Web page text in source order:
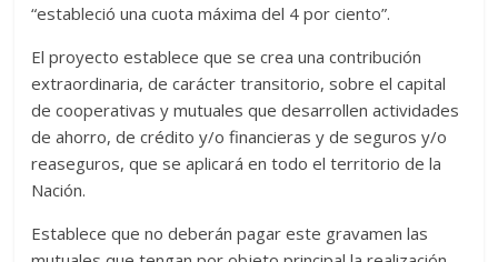
“estableció una cuota máxima del 4 por ciento”.
El proyecto establece que se crea una contribución
extraordinaria, de carácter transitorio, sobre el capital
de cooperativas y mutuales que desarrollen actividades
de ahorro, de crédito y/o financieras y de seguros y/o
reaseguros, que se aplicará en todo el territorio de la
Nación.
Establece que no deberán pagar este gravamen las